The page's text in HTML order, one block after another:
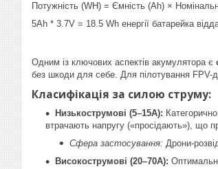
Потужність (WH) = Ємність (Ah) ×
5Ah * 3.7V = 18.5 Wh енергії батарейка
Одним із ключових аспектів акумулятора є
без шкоди для себе. Для пілотування FPV-
Класифікація за силою струму:
Низькострумові (5–15А):
втрачають напругу («просідають»), що
Сфера застосування: Дрони-
Високострумові (20–70А):